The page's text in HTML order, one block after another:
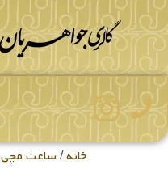
خانه/ساعت مچی